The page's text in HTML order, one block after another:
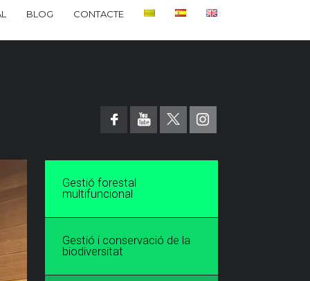
BLOG CONTACTE
Gestió forestal
multifuncional
Gestió i conservació de la
biodiversitat